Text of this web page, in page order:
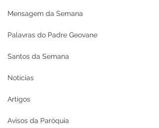
Mensagem da Semana
Palavras do Padre Geovane
Santos da Semana
Notícias
Artigos
Avisos da Paróquia